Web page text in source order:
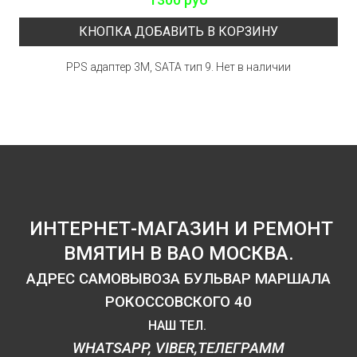
КНОПКА ДОБАВИТЬ В КОРЗИНУ
PPS адаптер 3M, SATA тип 9. Нет в наличии
ИНТЕРНЕТ-МАГАЗИН И РЕМОНТ
ВМЯТИН В ВАО МОСКВА.
АДРЕС САМОВЫВОЗА БУЛЬВАР МАРШАЛА
РОКОССОВСКОГО 40
НАШ ТЕЛ.
WHATSAPP, VIBER,ТЕЛЕГРАММ